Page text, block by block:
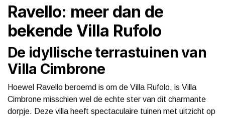
Ravello: meer dan de
bekende Villa Rufolo
De idyllische terrastuinen van
Villa Cimbrone
Hoewel Ravello beroemd is om de Villa Rufolo, is Villa
Cimbrone misschien wel de echte ster van dit charmante
dorpje. Deze villa heeft spectaculaire tuinen met uitzicht op